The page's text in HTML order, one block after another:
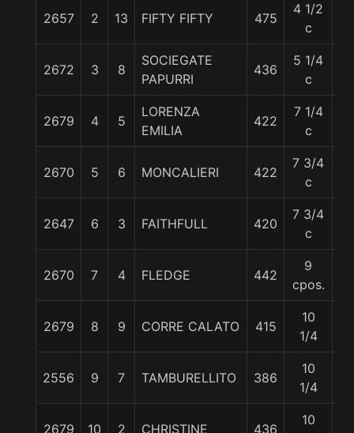
2657 2 13 FIFTY FIFTY 475
4 1/2
c
2672 3 8
SOCIEGATE
PAPURRI
436
5 1/4
c
2679 4 5
LORENZA
EMILIA
422
7 1/4
c
2670 5 6 MONCALIERI 422
7 3/4
c
2647 6 3 FAITHFULL 420
7 3/4
c
2670 7 4 FLEDGE 442
9
cpos.
2679 8 9 CORRE CALATO 415
10
1/4
2556 9 7 TAMBURELLITO 386
10
1/4
2679 10 2 CHRISTINE 436
10